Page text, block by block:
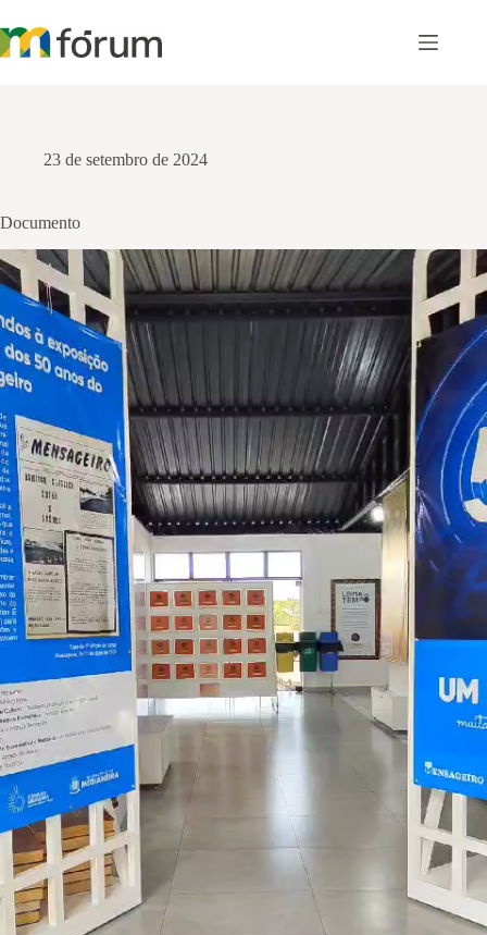
para
o
23 de setembro de 2024
Documento